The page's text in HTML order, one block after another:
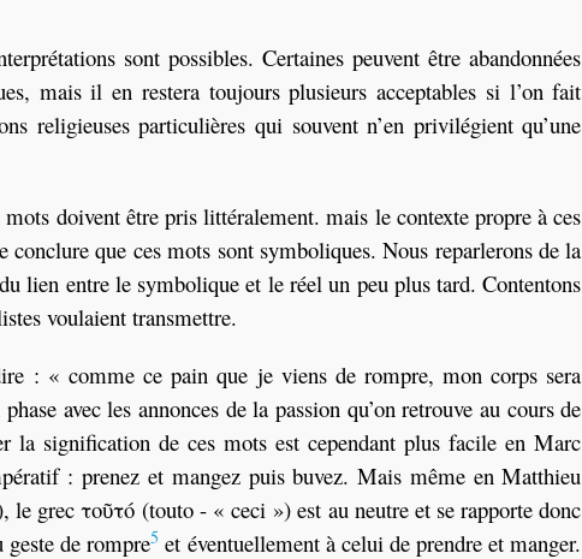
sont possibles. Certaines peuvent être abandonnées
mais il en restera toujours plusieurs acceptables si l’on fait
religieuses particulières qui souvent n’en privilégient qu’une
doivent être pris littéralement. mais le contexte propre à ces
que ces mots sont symboliques. Nous reparlerons de la
lien entre le symbolique et le réel un peu plus tard. Contentons
voulaient transmettre.
: « comme ce pain que je viens de rompre, mon corps sera
avec les annonces de la passion qu’on retrouve au cours de
la signification de ces mots est cependant plus facile en Marc
: prenez et mangez puis buvez. Mais même en Matthieu
grec τοῦτό (touto - « ceci ») est au neutre et se rapporte donc
de rompre5 et éventuellement à celui de prendre et manger.